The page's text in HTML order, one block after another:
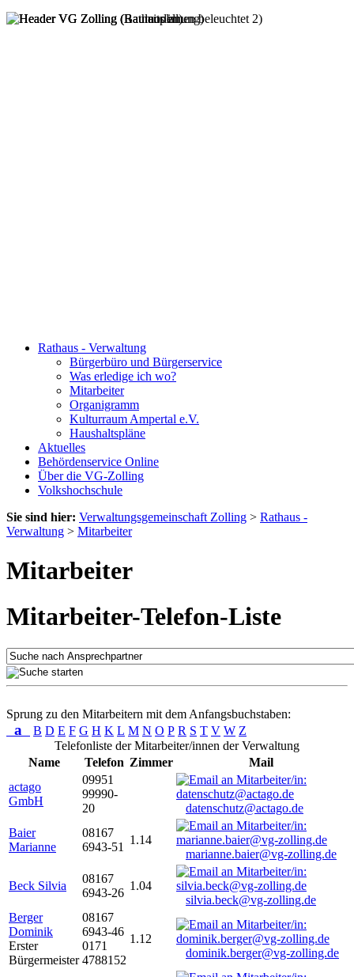
Rathaus - Verwaltung
Bürgerbüro und Bürgerservice
Was erledige ich wo?
Mitarbeiter
Organigramm
Kulturraum Ampertal e.V.
Haushaltspläne
Aktuelles
Behördenservice Online
Über die VG-Zolling
Volkshochschule
Sie sind hier: Verwaltungsgemeinschaft Zolling > Rathaus -
Verwaltung > Mitarbeiter
Mitarbeiter
Mitarbeiter-Telefon-Liste
Sprung zu den Mitarbeitern mit dem Anfangsbuchstaben:
a B D E F G H K L M N O P R S T V W Z
Telefonliste der Mitarbeiter/innen der Verwaltung
Name
Telefon Zimmer
Mail
actago
GmbH
09951
99990-
20
datenschutz@actago.de
Baier
Marianne
08167
6943-51
1.14
marianne.baier@vg-zolling.de
Beck Silvia
08167
6943-26
1.04
silvia.beck@vg-zolling.de
Berger
Dominik
Erster
Bürgermeister
08167
6943-46
0171
4788152
1.12
dominik.berger@vg-zolling.de